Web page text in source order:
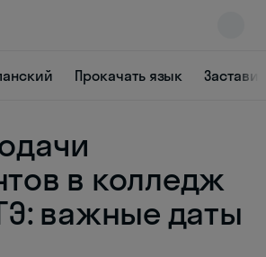
Прокачать язык
в колледж
важные даты